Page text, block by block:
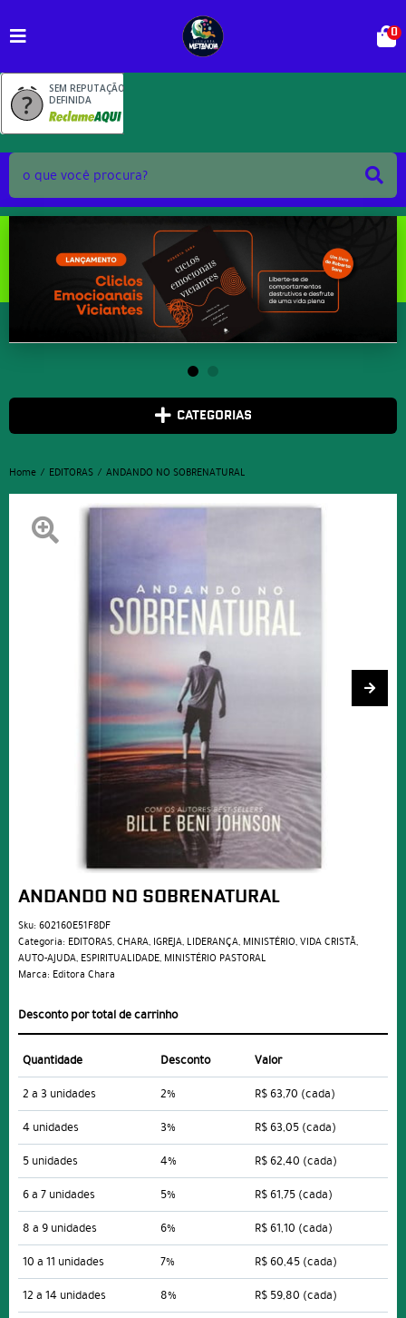
SEM REPUTAÇÃO
DEFINIDA
0
CATEGORIAS
Home EDITORAS ANDANDO NO SOBRENATURAL
ANDANDO NO SOBRENATURAL
Sku: 602160E51F8DF
Categoria: EDITORAS,CHARA, IGREJA, LIDERANÇA, MINISTÉRIO,VIDA CRISTÃ,
AUTO-AJUDA, ESPIRITUALIDADE, MINISTÉRIO PASTORAL
Marca: Editora Chara
Desconto por total de carrinho
Quantidade Desconto
Valor
2 a 3 unidades
2% R$ 63,70 (cada)
4 unidades
3% R$ 63,05 (cada)
5 unidades
4% R$ 62,40 (cada)
6 a 7 unidades
5% R$ 61,75 (cada)
8 a 9 unidades
6% R$ 61,10 (cada)
10 a 11 unidades
7% R$ 60,45 (cada)
12 a 14 unidades
8% R$ 59,80 (cada)